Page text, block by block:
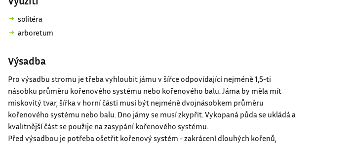
Využití
solitéra
Výsadba
Pro výsadbu stromu je třeba vyhloubit jámu v šířce odpovídající nejméně 1,5-ti
násobku průměru kořenového systému nebo kořenového balu. Jáma by měla mít
miskovitý tvar, šířka v horní části musí být nejméně dvojnásobkem průměru
kořenového systému nebo balu. Dno jámy se musí zkypřit. Vykopaná půda se ukládá a
kvalitnější část se použije na zasypání kořenového systému.